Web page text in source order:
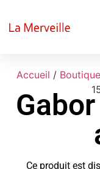
Accueil / Boutique
Ce produit est